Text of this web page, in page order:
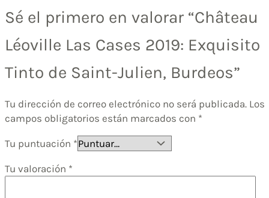
Sé el primero en valorar “Château
Léoville Las Cases 2019: Exquisito
Tinto de Saint-Julien, Burdeos”
Tu dirección de correo electrónico no será publicada. Los
campos obligatorios están marcados con *
Tu puntuación *
Tu valoración *